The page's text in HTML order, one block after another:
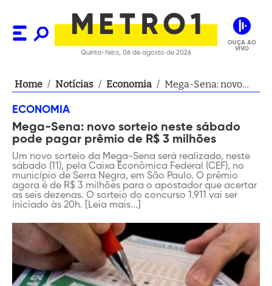
Quinta-feira, 06 de agosto de 2026
OUÇA AO
VIVO
Home / Notícias / Economia / Mega-Sena: novo
prêmio de R$ 3
milhões
ECONOMIA
Mega-Sena: novo sorteio neste sábado
pode pagar prêmio de R$ 3 milhões
Um novo sorteio da Mega-Sena será realizado, neste
sábado (11), pela Caixa Econômica Federal (CEF), no
município de Serra Negra, em São Paulo. O prêmio
agora é de R$ 3 milhões para o apostador que acertar
as seis dezenas. O sorteio do concurso 1.911 vai ser
iniciado às 20h. [Leia mais...]